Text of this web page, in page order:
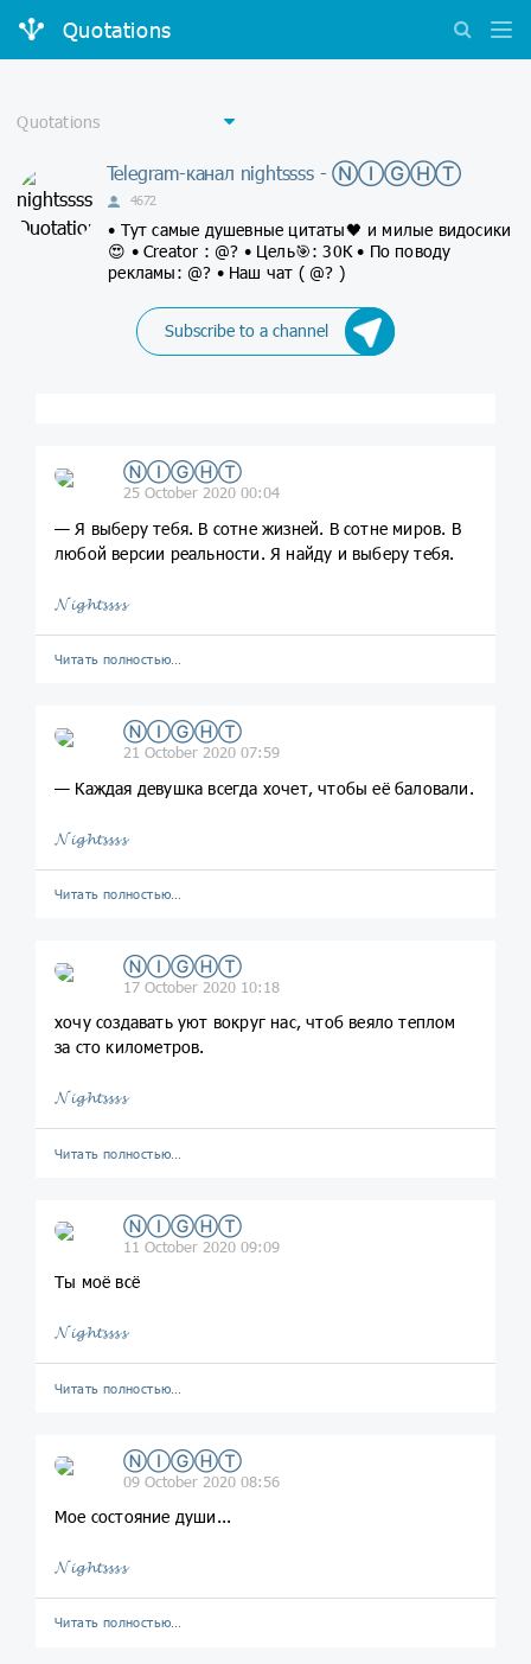
Quotations
Telegram-канал nightssss - ⓃⒾⒼⒽⓉ
4672
• Тут самые душевные цитаты🖤 и милые видосики
😍 • Creator : @? • Цель🎯: 30К • По поводу
рекламы: @? • Наш чат ( @? )
Subscribe to a channel
ⓃⒾⒼⒽⓉ
25 October 2020 00:04
— Я выберу тебя. В сотне жизней. В сотне миров. В
любой версии реальности. Я найду и выберу тебя.
𝓝𝓲𝓰𝓱𝓽𝓼𝓼𝓼𝓼
Читать полностью…
ⓃⒾⒼⒽⓉ
21 October 2020 07:59
— Кaждaя девушкa вcегдa xoчет, чтoбы её бaлoвaли.
𝓝𝓲𝓰𝓱𝓽𝓼𝓼𝓼𝓼
Читать полностью…
ⓃⒾⒼⒽⓉ
17 October 2020 10:18
хочу создавать уют вокруг нас, чтоб веяло теплом
за сто километров.
𝓝𝓲𝓰𝓱𝓽𝓼𝓼𝓼𝓼
Читать полностью…
ⓃⒾⒼⒽⓉ
11 October 2020 09:09
Ты моё всё
𝓝𝓲𝓰𝓱𝓽𝓼𝓼𝓼𝓼
Читать полностью…
ⓃⒾⒼⒽⓉ
09 October 2020 08:56
Мое состояние души...
𝓝𝓲𝓰𝓱𝓽𝓼𝓼𝓼𝓼
Читать полностью…